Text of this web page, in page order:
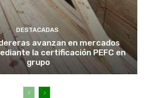
DESTACADAS
avanzan en mercados
la certificación PEFC en
grupo